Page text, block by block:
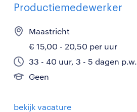
Productiemedewerker
Maastricht
€ 15,00 - 20,50 per uur
33 - 40 uur, 3 - 5 dagen p.w.
Geen
bekijk vacature